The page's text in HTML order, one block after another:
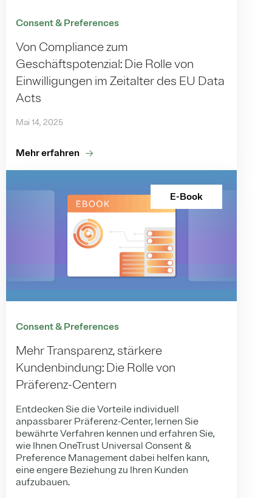
Consent & Preferences
Von Compliance zum
Geschäftspotenzial: Die Rolle von
Einwilligungen im Zeitalter des EU Data
Acts
Mai 14, 2025
Mehr erfahren
E-Book
Consent & Preferences
Mehr Transparenz, stärkere
Kundenbindung: Die Rolle von
Präferenz-Centern
Entdecken Sie die Vorteile individuell
anpassbarer Präferenz-Center, lernen Sie
bewährte Verfahren kennen und erfahren Sie,
wie Ihnen OneTrust Universal Consent &
Preference Management dabei helfen kann,
eine engere Beziehung zu Ihren Kunden
aufzubauen.